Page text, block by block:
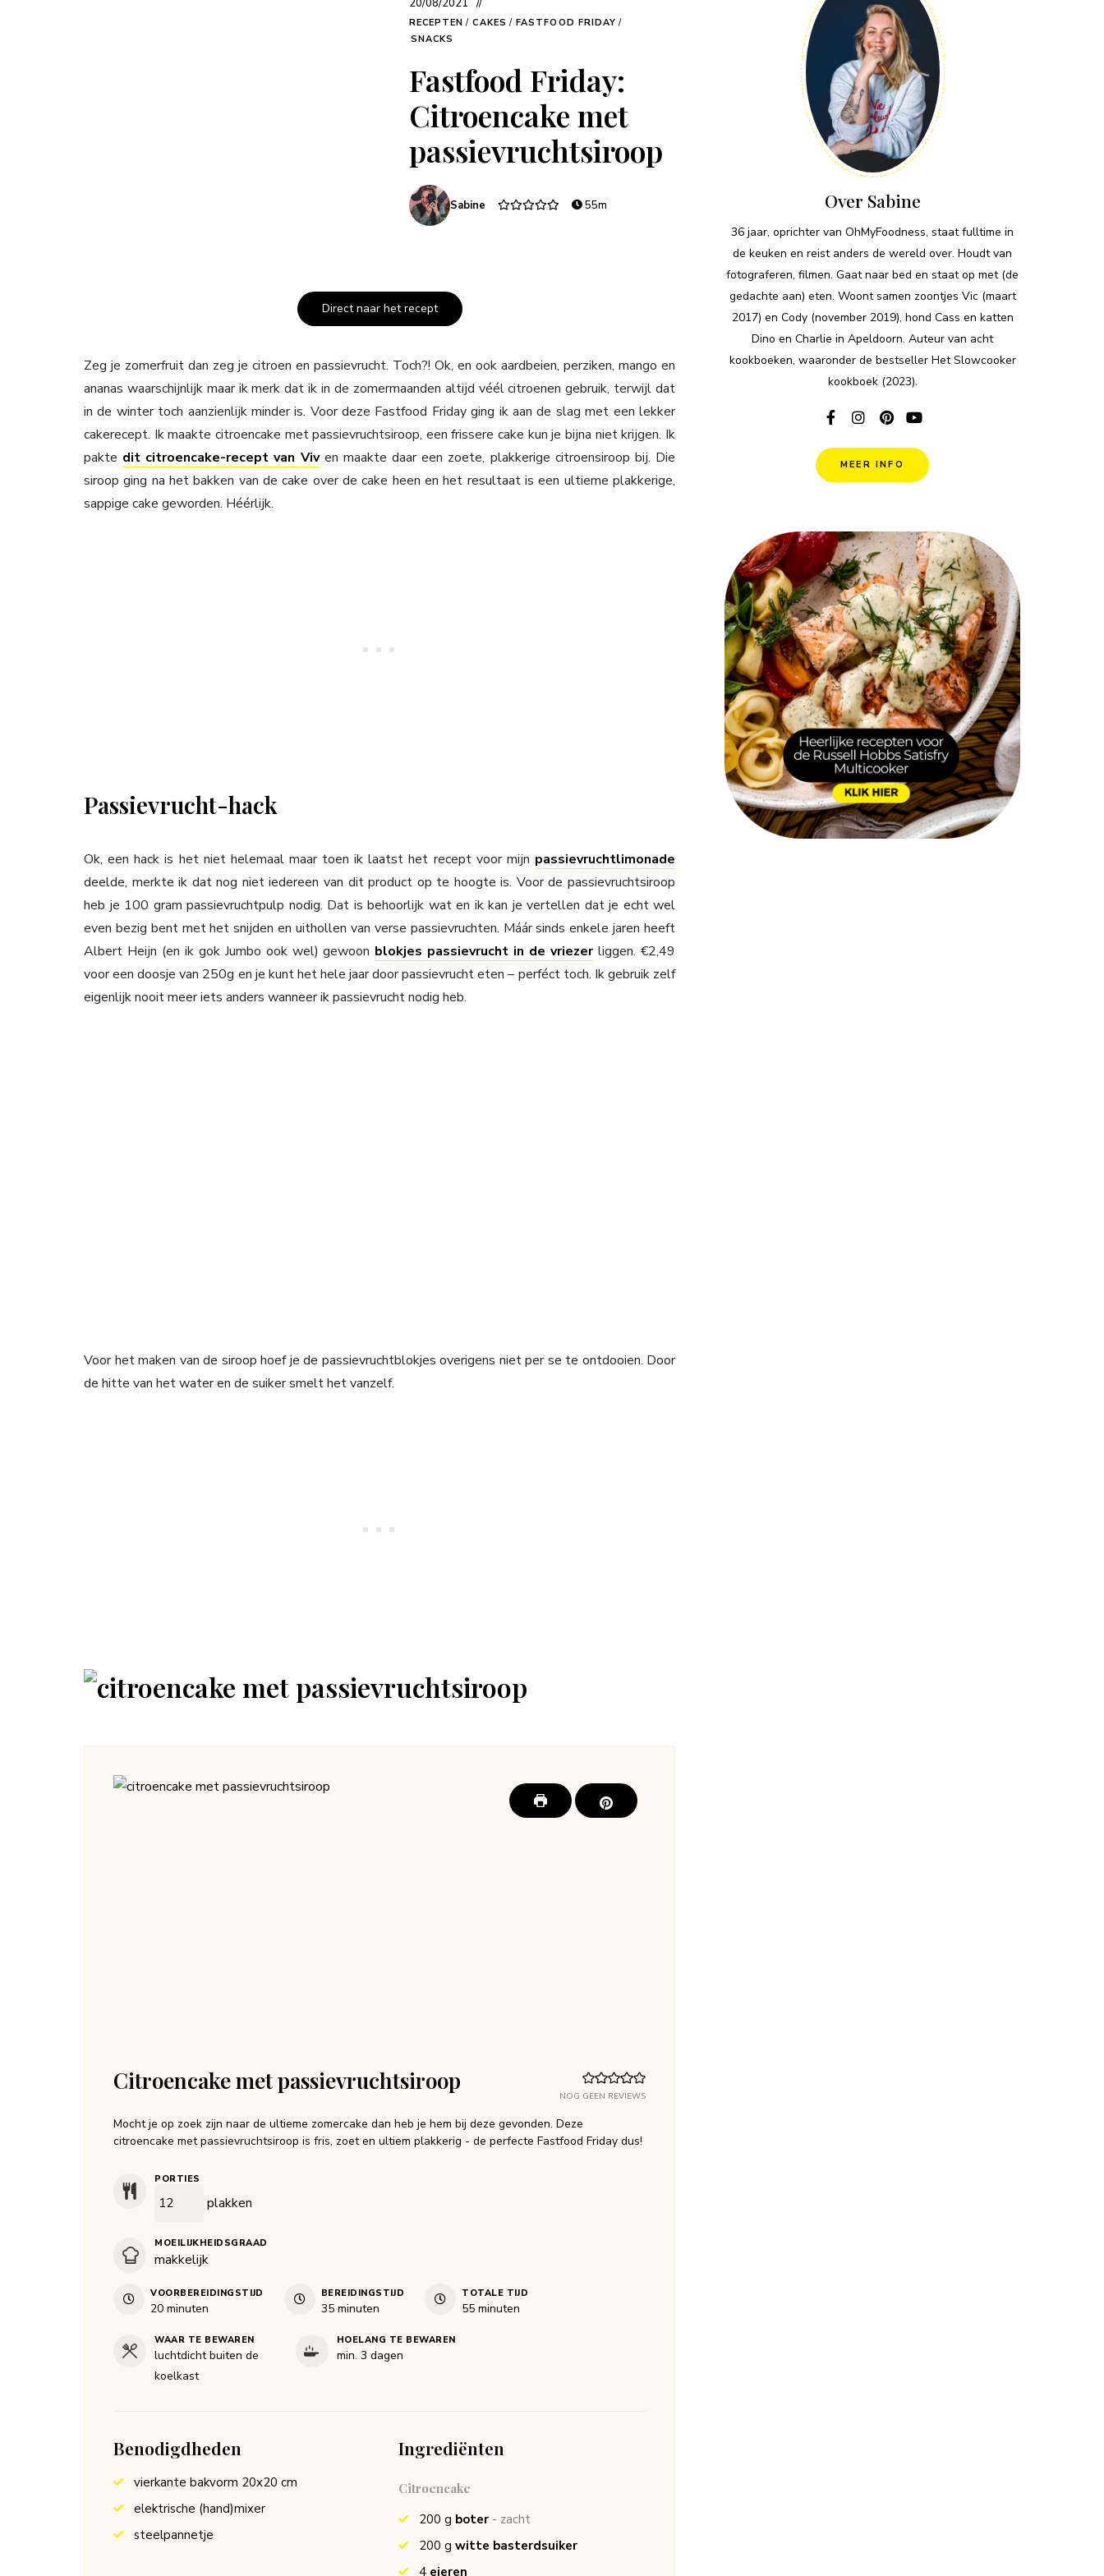
20/08/2021
RECEPTEN / CAKES / FASTFOOD FRIDAY /
SNACKS
Fastfood Friday:
Citroencake met
passievruchtsiroop
Sabine 55m
Direct naar het recept
Zeg je zomerfruit dan zeg je citroen en passievrucht. Toch?! Ok, en ook aardbeien, perziken, mango en
ananas waarschijnlijk maar ik merk dat ik in de zomermaanden altijd véél citroenen gebruik, terwijl dat
in de winter toch aanzienlijk minder is. Voor deze Fastfood Friday ging ik aan de slag met een lekker
cakerecept. Ik maakte citroencake met passievruchtsiroop, een frissere cake kun je bijna niet krijgen. Ik
pakte dit citroencake-recept van Viven maakte daar een zoete, plakkerige citroensiroop bij. Die
siroop ging na het bakken van de cake over de cake heen en het resultaat is een ultieme plakkerige,
sappige cake geworden. Héérlijk.
Passievrucht-hack
Ok, een hack is het niet helemaal maar toen ik laatst het recept voor mijn passievruchtlimonade
deelde, merkte ik dat nog niet iedereen van dit product op te hoogte is. Voor de passievruchtsiroop
heb je 100 gram passievruchtpulp nodig. Dat is behoorlijk wat en ik kan je vertellen dat je echt wel
even bezig bent met het snijden en uithollen van verse passievruchten. Máár sinds enkele jaren heeft
Albert Heijn (en ik gok Jumbo ook wel) gewoon blokjes passievrucht in de vriezerliggen. €2,49
voor een doosje van 250g en je kunt het hele jaar door passievrucht eten – perféct toch. Ik gebruik zelf
eigenlijk nooit meer iets anders wanneer ik passievrucht nodig heb.
Voor het maken van de siroop hoef je de passievruchtblokjes overigens niet per se te ontdooien. Door
de hitte van het water en de suiker smelt het vanzelf.
NOG GEEN REVIEWS
Citroencake met passievruchtsiroop
Mocht je op zoek zijn naar de ultieme zomercake dan heb je hem bij deze gevonden. Deze
citroencake met passievruchtsiroop is fris, zoet en ultiem plakkerig - de perfecte Fastfood Friday dus!
PORTIES
plakken
MOEILIJKHEIDSGRAAD
makkelijk
VOORBEREIDINGSTIJD
20minuten
minuten
BEREIDINGSTIJD
35minuten
minuten
TOTALE TIJD
55minuten
minuten
WAAR TE BEWAREN
luchtdicht buiten de
koelkast
HOELANG TE BEWAREN
min. 3 dagen
Benodigdheden
vierkante bakvorm 20x20 cm
elektrische (hand)mixer
steelpannetje
Ingrediënten
Citroencake
200 g boter - zacht
200 g witte basterdsuiker
4 eieren
Over Sabine
36 jaar, oprichter van OhMyFoodness, staat fulltime in
de keuken en reist anders de wereld over. Houdt van
fotograferen, filmen. Gaat naar bed en staat op met (de
gedachte aan) eten. Woont samen zoontjes Vic (maart
2017) en Cody (november 2019), hond Cass en katten
Dino en Charlie in Apeldoorn. Auteur van acht
kookboeken, waaronder de bestseller Het Slowcooker
kookboek (2023).
MEER INFO